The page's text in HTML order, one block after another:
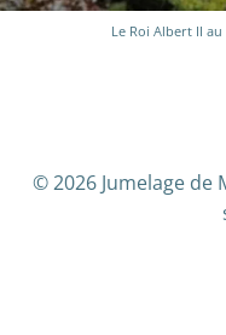
Le Roi Albert II
© 2026 Jumelage de